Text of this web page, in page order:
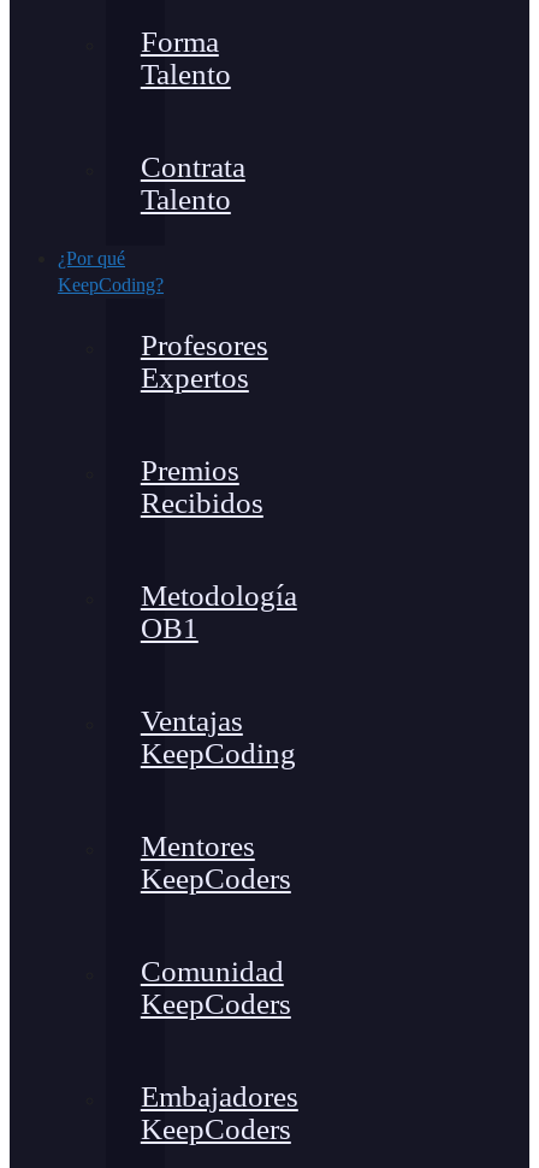
Forma
Talento
Contrata
Talento
¿Por qué
KeepCoding?
Profesores
Expertos
Premios
Recibidos
Metodología
OB1
Ventajas
KeepCoding
Mentores
KeepCoders
Comunidad
KeepCoders
Embajadores
KeepCoders